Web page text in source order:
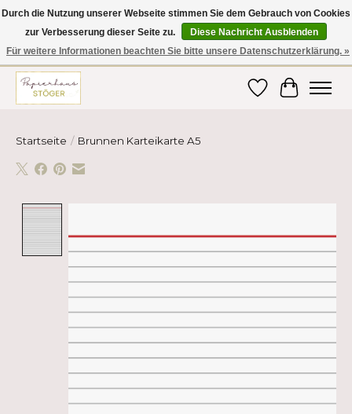
Hier finden Sie hochwertige Produkte im Bereich Schule, Büro, Papier,
Schreiben und vieles mehr! Erhalten Sie Ihre Bestellung bequem nach
Hause oder ins Büro geliefert!
Wunschzettel
Ihr
Startseite / Brunnen Karteikarte A5
Durch die Nutzung unserer Webseite stimmen Sie dem Gebrauch von Cookies
zur Verbesserung dieser Seite zu.
Diese Nachricht Ausblenden
Für weitere Informationen beachten Sie bitte unsere Datenschutzerklärung. »